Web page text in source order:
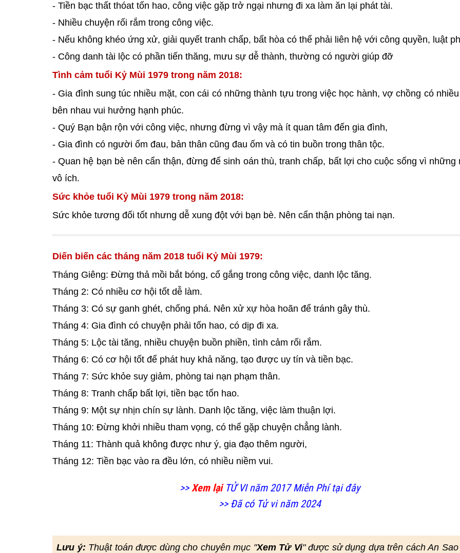
- Tiền bạc thất thóat tốn hao, công việc gặp trở ngại nhưng đi xa làm ăn lại phát tài.
- Nhiều chuyện rối rắm trong công việc.
- Nếu không khéo ứng xử, giải quyết tranh chấp, bất hòa có thể phải liên hệ với công quyền, luật
- Công danh tài lộc có phần tiến thăng, mưu sự dễ thành, thường có người giúp đỡ
Tình cảm tuổi Kỷ Mùi 1979 trong năm 2018:
- Gia đình sung túc nhiều mặt, con cái có những thành tựu trong việc học hành, vợ chồng có
bên nhau vui hưởng hạnh phúc.
- Quý Bạn bận rộn với công việc, nhưng đừng vì vậy mà ít quan tâm đến gia đình,
- Gia đình có người ốm đau, bản thân cũng đau ốm và có tin buồn trong thân tộc.
- Quan hệ bạn bè nên cẩn thận, đừng để sinh oán thù, tranh chấp, bất lợi cho cuộc sống vì những
vô ích.
Sức khỏe tuổi Kỷ Mùi 1979 trong năm 2018:
Sức khỏe tương đối tốt nhưng dễ xung đột với bạn bè. Nên cẩn thận phòng tai nạn.
Diến biến các tháng năm 2018 tuổi Kỷ Mùi 1979:
Tháng Giêng: Đừng thả mồi bắt bóng, cố gắng trong công việc, danh lộc tăng.
Tháng 2: Có nhiều cơ hội tốt dễ làm.
Tháng 3: Có sự ganh ghét, chống phá. Nên xử xự hòa hoãn để tránh gây thù.
Tháng 4: Gia đình có chuyện phải tốn hao, có dịp đi xa.
Tháng 5: Lộc tài tăng, nhiều chuyện buồn phiền, tình cảm rối rắm.
Tháng 6: Có cơ hội tốt để phát huy khả năng, tạo được uy tín và tiền bạc.
Tháng 7: Sức khỏe suy giảm, phòng tai nạn phạm thân.
Tháng 8: Tranh chấp bất lợi, tiền bạc tốn hao.
Tháng 9: Một sự nhịn chín sự lành. Danh lộc tăng, việc làm thuận lợi.
Tháng 10: Đừng khởi nhiều tham vọng, có thể gặp chuyện chẳng lành.
Tháng 11: Thành quả không được như ý, gia đạo thêm người,
Tháng 12: Tiền bạc vào ra đều lớn, có nhiều niềm vui.
>>Xem lạiTỬ VI năm 2017 Miễn Phí tại đây
>> Đã có Tử vi năm 2024
Lưu ý: Thuật toán được dùng cho chuyên mục "Xem Tử Vi" được sử dụng dựa trên cách An